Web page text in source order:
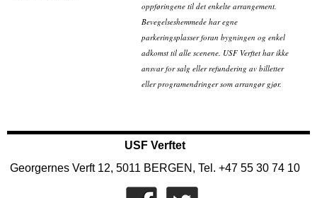
oppføringene til det enkelte arrangement.
Bevegelseshemmede har egne
parkeringsplasser foran bygningen og enkel
adkomst til alle scenene. USF Verftet har ikke
ansvar for salg eller refundering av billetter
eller programendringer som arrangør gjør.
USF Verftet
Georgernes Verft 12, 5011 BERGEN, Tel. +47 55 30 74 10